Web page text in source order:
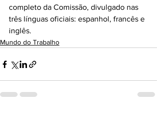
completo da Comissão, divulgado nas
três línguas oficiais: espanhol, francês e
inglês.
Mundo do Trabalho